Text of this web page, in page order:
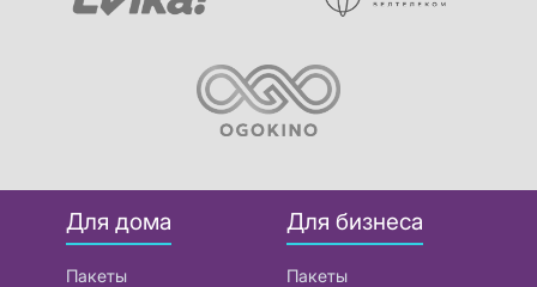
Для дома
Пакеты
Для бизнеса
Пакеты